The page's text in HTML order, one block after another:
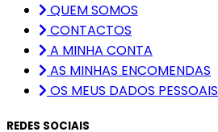
QUEM SOMOS
CONTACTOS
A MINHA CONTA
AS MINHAS ENCOMENDAS
OS MEUS DADOS PESSOAIS
REDES SOCIAIS